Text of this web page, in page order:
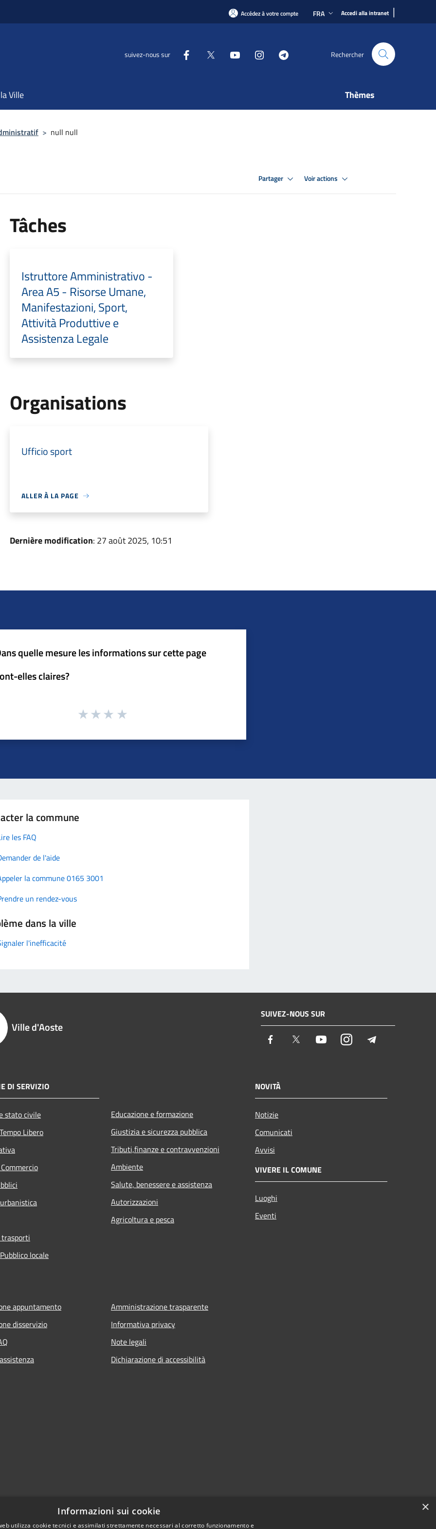
Accédez à votre compte FRA Accedi alla intranet |
suivez-nous sur Rechercher
Ville Thèmes
> null null
Partager Voir actions
Tâches
Istruttore Amministrativo -
Area A5 - Risorse Umane,
Manifestazioni, Sport,
Attività Produttive e
Assistenza Legale
Organisations
Ufficio sport
ALLER À LA PAGE
Dernière modification: 27 août 2025, 10:51
quelle mesure les informations sur cette page
elles claires?
la commune
les FAQ
de l'aide
la commune 0165 3001
un rendez-vous
dans la ville
l'inefficacité
Ville d'Aoste
SUIVEZ-NOUS SUR
Facebook Twitter YoutubeInstagram
DI SERVIZIO
stato civile
Libero
locale
Educazione e formazione
Giustizia e sicurezza pubblica
Tributi,finanze e contravvenzioni
Ambiente
Salute, benessere e assistenza
Autorizzazioni
Agricoltura e pesca
NOVITÀ
Notizie
Comunicati
Avvisi
VIVERE IL COMUNE
Luoghi
Eventi
appuntamento
disservizio
Amministrazione trasparente
Informativa privacy
Note legali
Dichiarazione di accessibilità
×
Informazioni sui cookie
utilizza cookie tecnici e assimilati strettamente necessari al corretto funzionamento e